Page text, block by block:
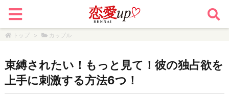
トップ > カップル
束縛されたい！もっと見て！彼の独占欲を
上手に刺激する方法6つ！